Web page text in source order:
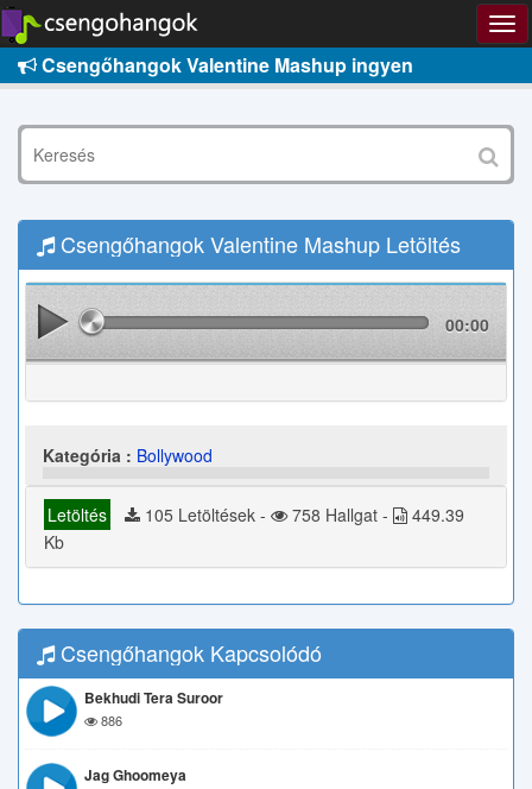
Csengőhangok Valentine Mashup ingyen
Csengőhangok Valentine Mashup Letöltés
00:00
Kategória : Bollywood
Letöltés 105 Letöltések - 758 Hallgat -
449.39
Kb
Csengőhangok Kapcsolódó
Bekhudi Tera Suroor
886
Jag Ghoomeya